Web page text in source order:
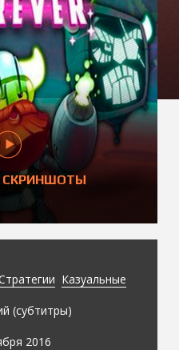
СКРИНШОТЫ
Казуальные
(субтитры)
2016